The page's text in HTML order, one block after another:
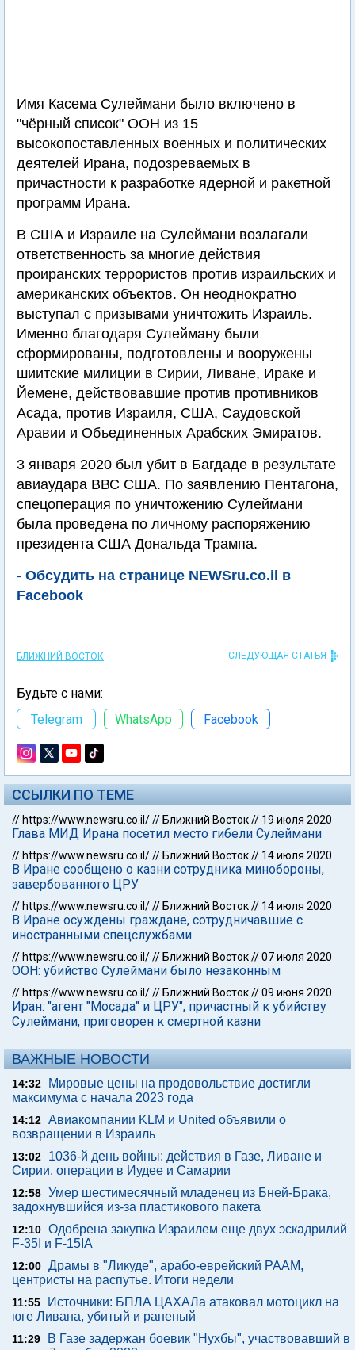
Имя Касема Сулеймани было включено в
"чёрный список" ООН из 15
высокопоставленных военных и политических
деятелей Ирана, подозреваемых в
причастности к разработке ядерной и ракетной
программ Ирана.
В США и Израиле на Сулеймани возлагали
ответственность за многие действия
проиранских террористов против израильских и
американских объектов. Он неоднократно
выступал с призывами уничтожить Израиль.
Именно благодаря Сулейману были
сформированы, подготовлены и вооружены
шиитские милиции в Сирии, Ливане, Ираке и
Йемене, действовавшие против противников
Асада, против Израиля, США, Саудовской
Аравии и Объединенных Арабских Эмиратов.
3 января 2020 был убит в Багдаде в результате
авиаудара ВВС США. По заявлению Пентагона,
спецоперация по уничтожению Сулеймани
была проведена по личному распоряжению
президента США Дональда Трампа.
- Обсудить на странице NEWSru.co.il в
Facebook
БЛИЖНИЙ ВОСТОК СЛЕДУЮЩАЯ СТАТЬЯ
Будьте с нами:
Telegram
WhatsApp Facebook
ССЫЛКИ ПО ТЕМЕ
// https://www.newsru.co.il/// Ближний Восток// 19 июля 2020
Глава МИД Ирана посетил место гибели Сулеймани
// https://www.newsru.co.il/// Ближний Восток// 14 июля 2020
В Иране сообщено о казни сотрудника минобороны,
завербованного ЦРУ
// https://www.newsru.co.il/// Ближний Восток// 14 июля 2020
В Иране осуждены граждане, сотрудничавшие с
иностранными спецслужбами
// https://www.newsru.co.il/// Ближний Восток//07 июля 2020
ООН: убийство Сулеймани было незаконным
// https://www.newsru.co.il/// Ближний Восток//09 июня 2020
Иран: "агент "Мосада" и ЦРУ", причастный к убийству
Сулеймани, приговорен к смертной казни
ВАЖНЫЕ НОВОСТИ
14:32
Мировые цены на продовольствие достигли
максимума с начала 2023 года
14:12 Авиакомпании KLM и United объявили о
возвращении в Израиль
13:02
1036-й день войны: действия в Газе, Ливане и
Сирии, операции в Иудее и Самарии
12:58 Умер шестимесячный младенец из Бней-Брака,
задохнувшийся из-за пластикового пакета
12:10 Одобрена закупка Израилем еще двух эскадрилий
F-35I и F-15IA
12:00 Драмы в "Ликуде", арабо-еврейский РААМ,
центристы на распутье. Итоги недели
11:55
Источники: БПЛА ЦАХАЛа атаковал мотоцикл на
юге Ливана, убитый и раненый
11:29
В Газе задержан боевик "Нухбы", участвовавший в